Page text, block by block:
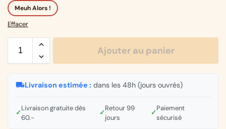
Meuh Alors !
Effacer
Ajouter au panier
Livraison estimée : dans les 48h (jours ouvrés)
✓
Livraison gratuite dès
60.-
✓
Retour 99
jours
✓
Paiement
sécurisé